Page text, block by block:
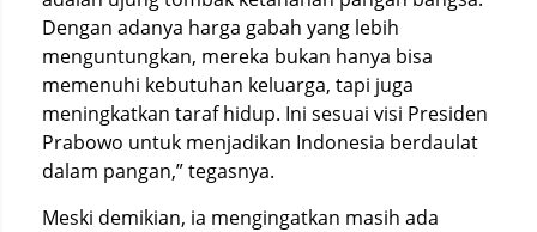
Dengan adanya harga gabah yang lebih
menguntungkan, mereka bukan hanya bisa
memenuhi kebutuhan keluarga, tapi juga
meningkatkan taraf hidup. Ini sesuai visi Presiden
Prabowo untuk menjadikan Indonesia berdaulat
dalam pangan,” tegasnya.
Meski demikian, ia mengingatkan masih ada